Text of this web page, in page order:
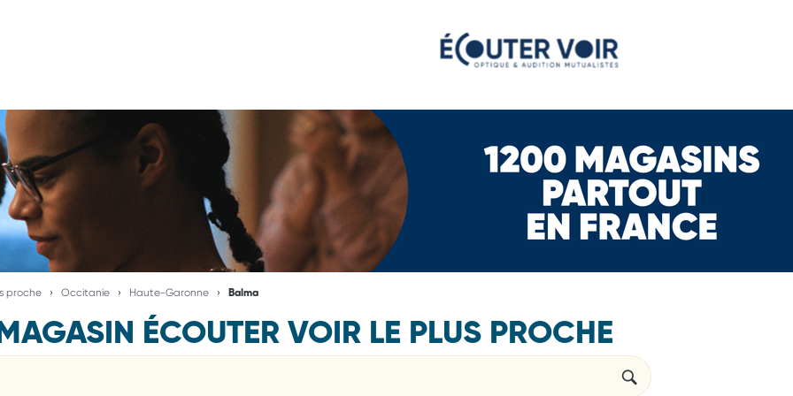
proche Occitanie Haute-Garonne Balma
ÉCOUTER VOIR LE PLUS PROCHE